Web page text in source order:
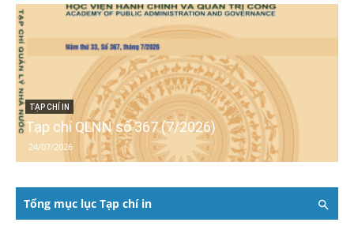
TẠP CHÍ IN
Tạp chí QLNN số 367 (7/2026)
24/07/2026
Tổng mục lục Tạp chí in